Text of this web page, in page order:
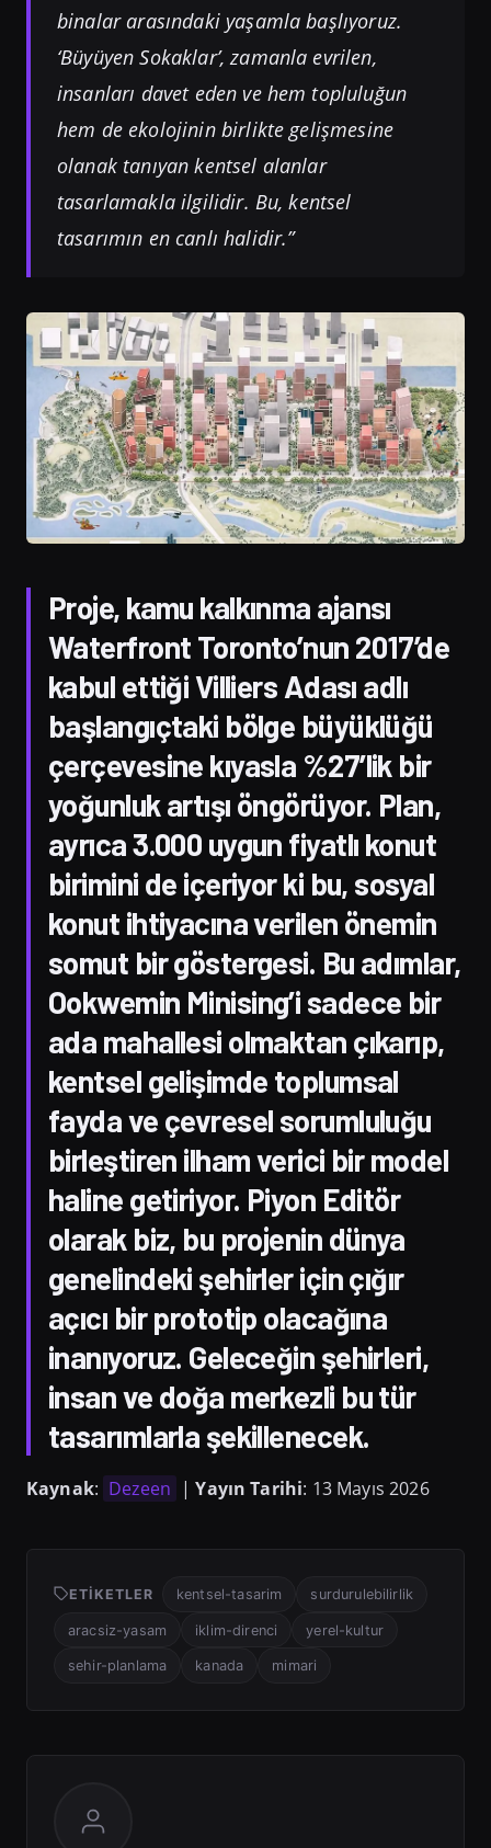
binalar arasındaki yaşamla başlıyoruz.
‘Büyüyen Sokaklar’, zamanla evrilen,
insanları davet eden ve hem topluluğun
hem de ekolojinin birlikte gelişmesine
olanak tanıyan kentsel alanlar
tasarlamakla ilgilidir. Bu, kentsel
tasarımın en canlı halidir.”
Proje, kamu kalkınma ajansı
Waterfront Toronto’nun 2017’de
kabul ettiği Villiers Adası adlı
başlangıçtaki bölge büyüklüğü
çerçevesine kıyasla %27’lik bir
yoğunluk artışı öngörüyor. Plan,
ayrıca 3.000 uygun fiyatlı konut
birimini de içeriyor ki bu, sosyal
konut ihtiyacına verilen önemin
somut bir göstergesi. Bu adımlar,
Ookwemin Minising’i sadece bir
ada mahallesi olmaktan çıkarıp,
kentsel gelişimde toplumsal
fayda ve çevresel sorumluluğu
birleştiren ilham verici bir model
haline getiriyor. Piyon Editör
olarak biz, bu projenin dünya
genelindeki şehirler için çığır
açıcı bir prototip olacağına
inanıyoruz. Geleceğin şehirleri,
insan ve doğa merkezli bu tür
tasarımlarla şekillenecek.
Kaynak: Dezeen |Yayın Tarihi: 13 Mayıs 2026
ETIKETLER kentsel-tasarim surdurulebilirlik
aracsiz-yasam iklim-direnci yerel-kultur
sehir-planlama kanada mimari